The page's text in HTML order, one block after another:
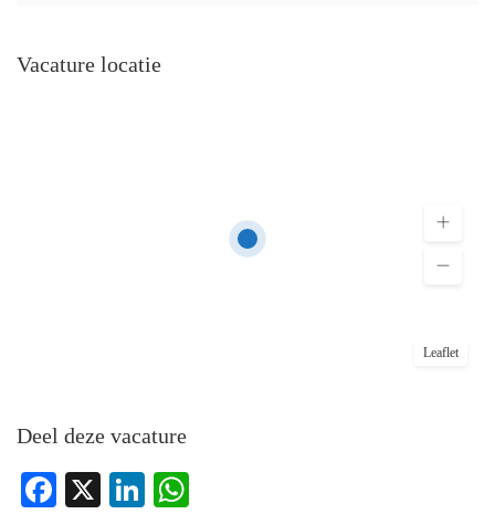
Vacature locatie
Leaflet
Deel deze vacature
Facebook
X LinkedIn